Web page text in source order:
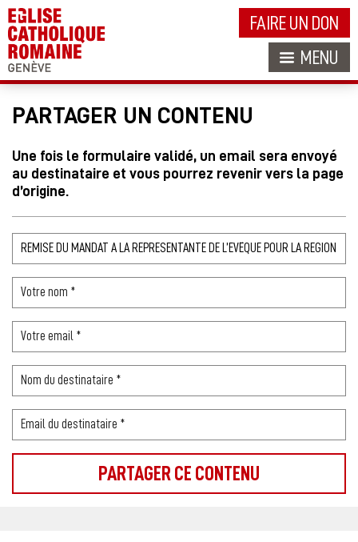
FAIRE UN DON
MENU
PARTAGER UN CONTENU
Une fois le formulaire validé, un email sera envoyé
au destinataire et vous pourrez revenir vers la page
d’origine.